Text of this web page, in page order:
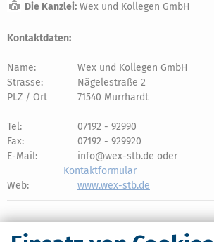
Die Kanzlei: Wex und Kollegen GmbH
Kontaktdaten:
Name:
Wex und Kollegen GmbH
Strasse:
Nägelestraße 2
PLZ / Ort
71540 Murrhardt
Tel:
07192 - 92990
Fax:
07192 - 929920
E-Mail:
info@wex-stb.de oder
Kontaktformular
Web:
www.wex-stb.de